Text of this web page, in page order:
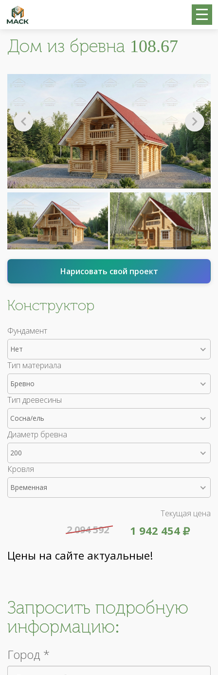
Дом из бревна 108.67
Нарисовать свой проект
Конструктор
Фундамент
Нет
Тип материала
Бревно
Тип древесины
Сосна/ель
Диаметр бревна
200
Кровля
Временная
Текущая цена
1 942 454
2 094 592
Цены на сайте актуальные!
Запросить подробную
информацию:
Город *